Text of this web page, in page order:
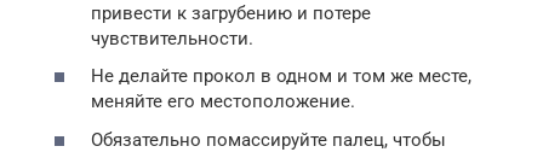
привести к загрубению и потере
чувствительности.
Не делайте прокол в одном и том же месте,
меняйте его местоположение.
Обязательно помассируйте палец, чтобы